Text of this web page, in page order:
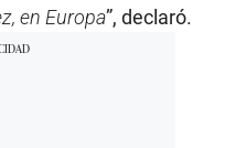
en Europa”, declaró.